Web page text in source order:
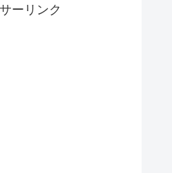
ーリンク